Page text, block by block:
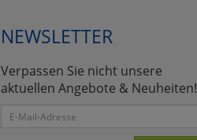
NEWSLETTER
Verpassen Sie nicht unsere
aktuellen Angebote & Neuheiten!